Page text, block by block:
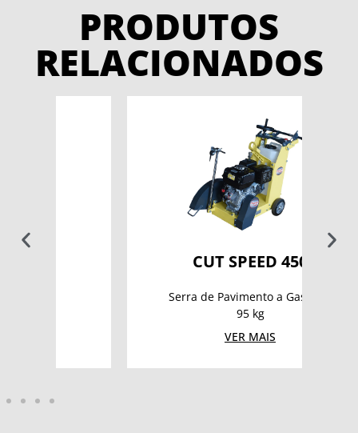
PRODUTOS
RELACIONADOS
CUT SPEED 450
Serra de Pavimento a Gasolina